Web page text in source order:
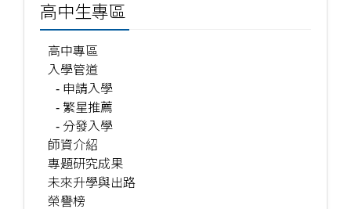
高中生專區
高中專區
入學管道
- 申請入學
- 繁星推薦
- 分發入學
師資介紹
專題研究成果
未來升學與出路
榮譽榜